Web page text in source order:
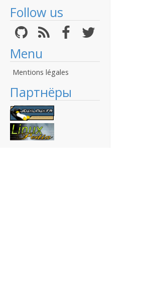
Follow us
Menu
Mentions légales
Партнёры